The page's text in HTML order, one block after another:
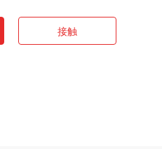
接触